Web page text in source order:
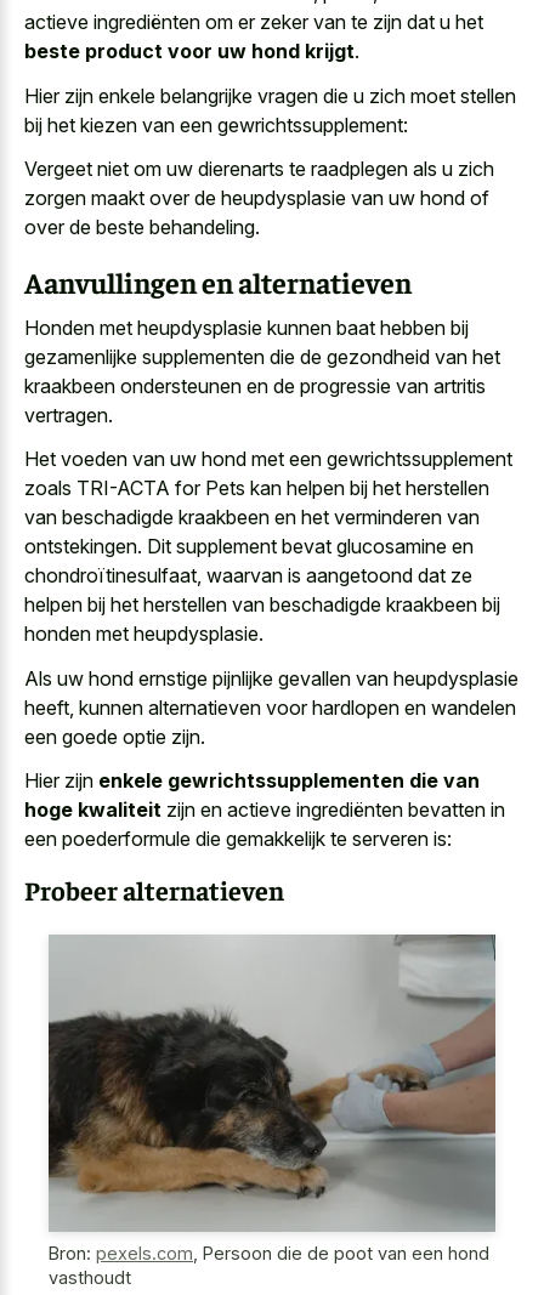
actieve ingrediënten om er zeker van te zijn dat u het
beste product voor uw hond krijgt.
Hier zijn enkele belangrijke vragen die u zich moet stellen
bij het kiezen van een gewrichtssupplement:
Vergeet niet om uw dierenarts te raadplegen als u zich
zorgen maakt over de heupdysplasie van uw hond of
over de beste behandeling.
Aanvullingen en alternatieven
Honden met heupdysplasie kunnen baat hebben bij
gezamenlijke supplementen die de gezondheid van het
kraakbeen ondersteunen en de progressie van artritis
vertragen.
Het voeden van uw hond met een gewrichtssupplement
zoals TRI-ACTA for Pets kan helpen bij het herstellen
van beschadigde kraakbeen en het verminderen van
ontstekingen. Dit supplement bevat glucosamine en
chondroïtinesulfaat, waarvan is aangetoond dat ze
helpen bij het herstellen van beschadigde kraakbeen bij
honden met heupdysplasie.
Als uw hond ernstige pijnlijke gevallen van heupdysplasie
heeft, kunnen alternatieven voor hardlopen en wandelen
een goede optie zijn.
Hier zijn enkele gewrichtssupplementen die van
hoge kwaliteit zijn en actieve ingrediënten bevatten in
een poederformule die gemakkelijk te serveren is:
Probeer alternatieven
Bron: pexels.com Persoon die de poot van een hond
vasthoudt